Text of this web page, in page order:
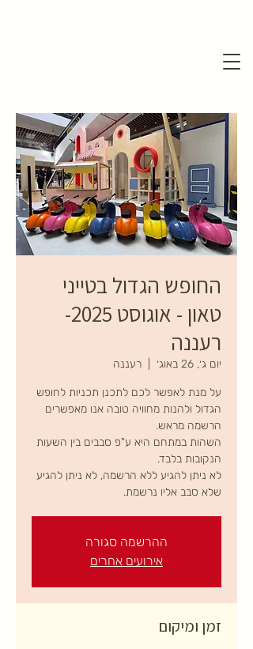
החופש הגדול בטייני
טאון - אוגוסט 2025-
רעננה
יום ג׳, 26 באוג׳ רעננה
על מנת לאפשר לכם לתכנן תכניות לחופש
הגדול ולהנות מחוויה טובה אנו מאפשרים
השהות במתחם היא ע"פ סבבים בין השעות
לא ניתן להגיע ללא הרשמה, לא ניתן להגיע
שלא סבב אליו נרשמת.
ההרשמה סגורה
אירועים אחרים
זמן ומיקום